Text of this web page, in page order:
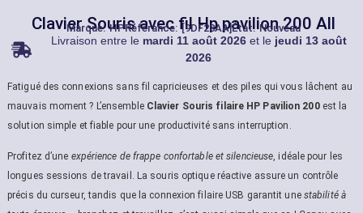
Clavier Souris avec fil Hp pavilion 200 All
Marque:HPRéférance: [9DF28AA]État: Nouveau
Livraison entre le mardi 11 août 2026et le jeudi 13 août
2026
Fatigué des connexions sans fil capricieuses et des piles qui vous lâchent au
mauvais moment ? L’ensemble Clavier Souris filaire HP Pavilion 200est la
solution simple et fiable pour une productivité sans interruption.
Profitez d’une expérience de frappe confortable et silencieuse, idéale pour les
longues sessions de travail. La souris optique réactive assure un contrôle
précis du curseur, tandis que la connexion filaire USB garantit une stabilité à